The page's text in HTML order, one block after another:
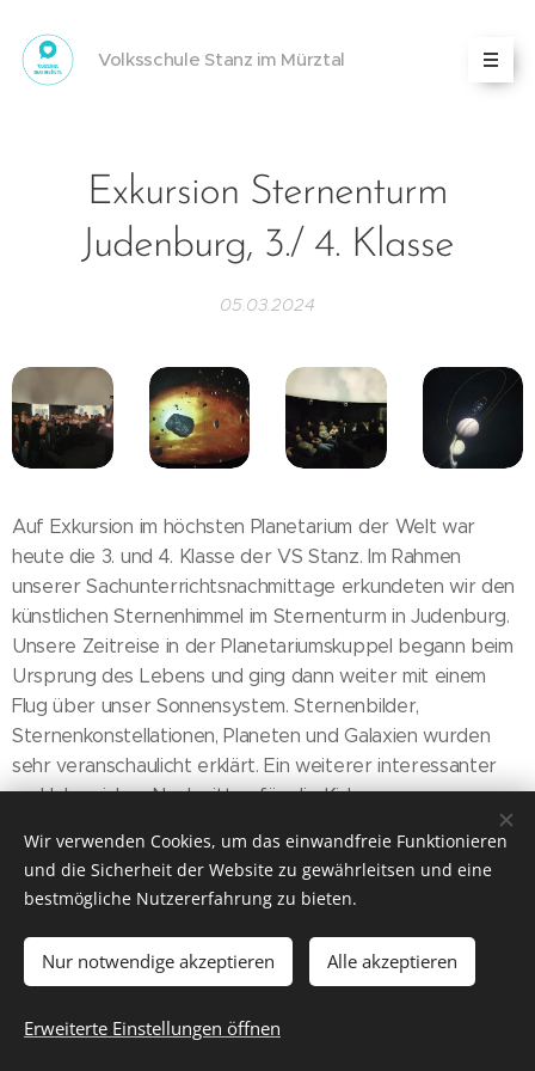
Volksschule Stanz im Mürztal
Exkursion Sternenturm
Judenburg, 3./ 4. Klasse
05.03.2024
Auf Exkursion im höchsten Planetarium der Welt war
heute die 3. und 4. Klasse der VS Stanz. Im Rahmen
unserer Sachunterrichtsnachmittage erkundeten wir den
künstlichen Sternenhimmel im Sternenturm in Judenburg.
Unsere Zeitreise in der Planetariumskuppel begann beim
Ursprung des Lebens und ging dann weiter mit einem
Flug über unser Sonnensystem. Sternenbilder,
Sternenkonstellationen, Planeten und Galaxien wurden
sehr veranschaulicht erklärt. Ein weiterer interessanter
und lehrreicher Nachmittag für die Kids.
Kontakt/Impressum
Wir verwenden Cookies, um das einwandfreie Funktionieren
und die Sicherheit der Website zu gewährleitsen und eine
bestmögliche Nutzererfahrung zu bieten.
Nur notwendige akzeptieren Alle akzeptieren
Erweiterte Einstellungen öffnen